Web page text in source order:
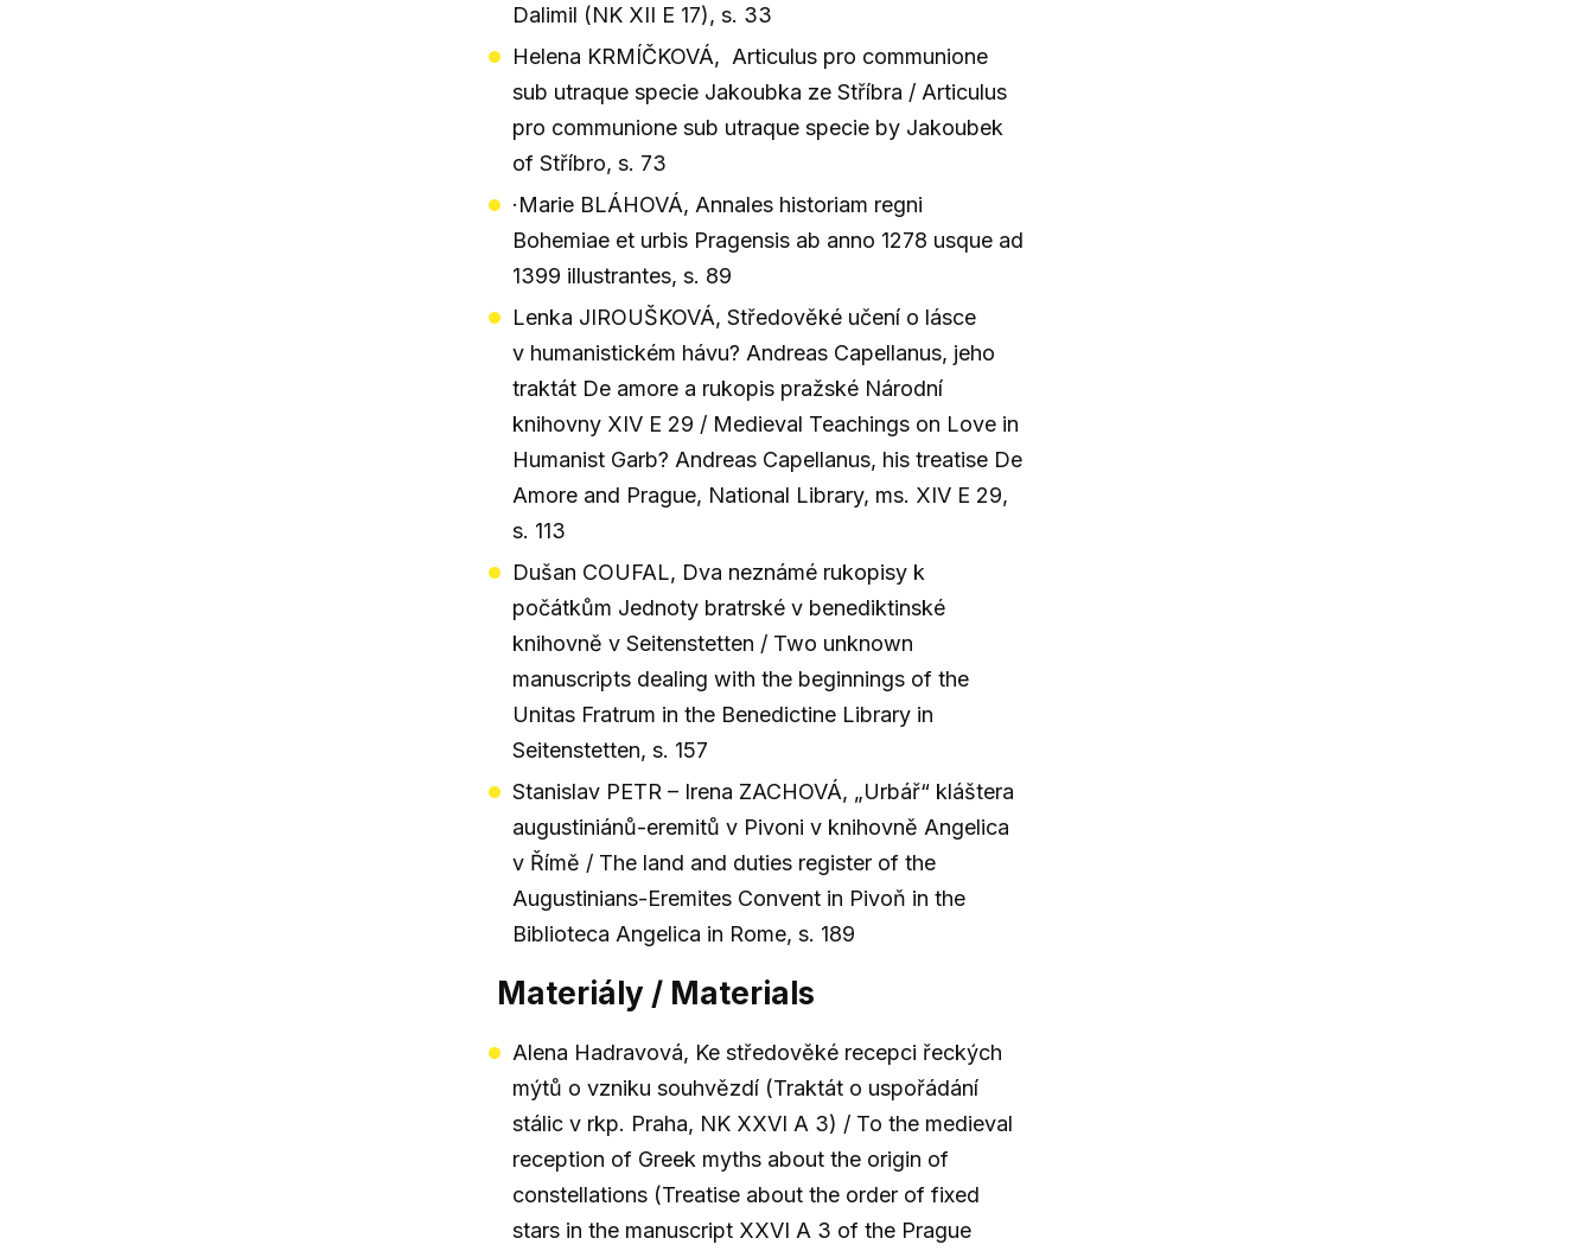
Dalimil (NK XII E 17), s. 33
Helena KRMÍČKOVÁ, Articulus pro communione
sub utraque specie Jakoubka ze Stříbra / Articulus
pro communione sub utraque specie by Jakoubek
of Stříbro, s. 73
·Marie BLÁHOVÁ, Annales historiam regni
Bohemiae et urbis Pragensis ab anno 1278 usque ad
1399 illustrantes, s. 89
Lenka JIROUŠKOVÁ, Středověké učení o lásce
v humanistickém hávu? Andreas Capellanus, jeho
traktát De amore a rukopis pražské Národní
knihovny XIV E 29 / Medieval Teachings on Love in
Humanist Garb? Andreas Capellanus, his treatise De
Amore and Prague, National Library, ms. XIV E 29,
s. 113
Dušan COUFAL, Dva neznámé rukopisy k
počátkům Jednoty bratrské v benediktinské
knihovně v Seitenstetten / Two unknown
manuscripts dealing with the beginnings of the
Unitas Fratrum in the Benedictine Library in
Seitenstetten, s. 157
Stanislav PETR – Irena ZACHOVÁ, „Urbář“ kláštera
augustiniánů-eremitů v Pivoni v knihovně Angelica
v Římě / The land and duties register of the
Augustinians-Eremites Convent in Pivoň in the
Biblioteca Angelica in Rome, s. 189
Materiály / Materials
Alena Hadravová, Ke středověké recepci řeckých
mýtů o vzniku souhvězdí (Traktát o uspořádání
stálic v rkp. Praha, NK XXVI A 3) / To the medieval
reception of Greek myths about the origin of
constellations (Treatise about the order of fixed
stars in the manuscript XXVI A 3 of the Prague